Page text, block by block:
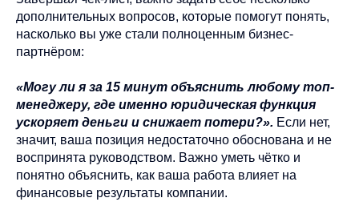
дополнительных вопросов, которые помогут понять,
насколько вы уже стали полноценным бизнес-
партнёром:
«Могу ли я за 15 минут объяснить любому топ-
менеджеру, где именно юридическая функция
ускоряет деньги и снижает потери?». Если нет,
значит, ваша позиция недостаточно обоснована и не
воспринята руководством. Важно уметь чётко и
понятно объяснить, как ваша работа влияет на
финансовые результаты компании.